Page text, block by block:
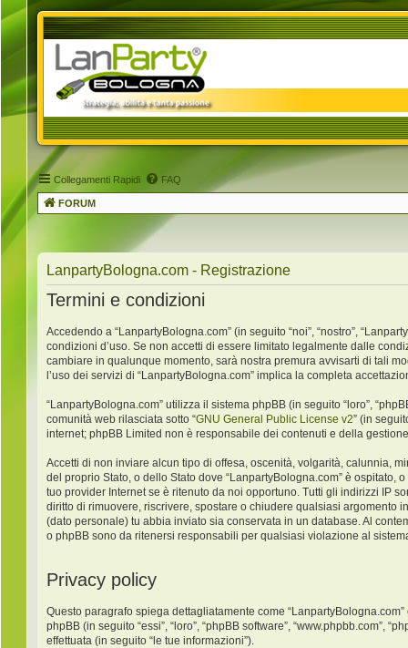
Collegamenti Rapidi FAQ
FORUM
LanpartyBologna.com - Registrazione
Termini e condizioni
Accedendo a “LanpartyBologna.com” (in seguito “noi”, “nostro”,
condizioni d’uso. Se non accetti di essere limitato legalmente dalle
cambiare in qualunque momento, sarà nostra premura avvisarti di tali
l’uso dei servizi di “LanpartyBologna.com” implica la completa
“LanpartyBologna.com” utilizza il sistema phpBB (in seguito “loro”,
comunità web rilasciata sotto “GNU General Public License v2” (in
internet; phpBB Limited non è responsabile dei contenuti e della
Accetti di non inviare alcun tipo di offesa, oscenità, volgarità, calunnia,
del proprio Stato, o dello Stato dove “LanpartyBologna.com” è
tuo provider Internet se è ritenuto da noi opportuno. Tutti gli indirizzi IP
diritto di rimuovere, riscrivere, spostare o chiudere qualsiasi argomento
(dato personale) tu abbia inviato sia conservata in un database. Al
o phpBB sono da ritenersi responsabili per qualsiasi violazione al
Privacy policy
Questo paragrafo spiega dettagliatamente come
phpBB (in seguito “essi”, “loro”, “phpBB software”, “www.phpbb.com”,
effettuata (in seguito “le tue informazioni”).